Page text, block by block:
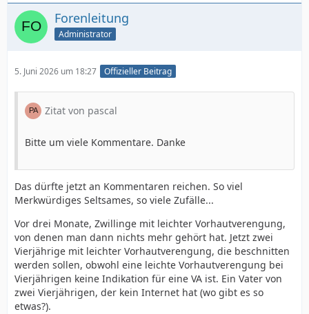
Forenleitung
Administrator
5. Juni 2026 um 18:27 Offizieller Beitrag
Zitat von pascal
Bitte um viele Kommentare. Danke
Das dürfte jetzt an Kommentaren reichen. So viel
Merkwürdiges Seltsames, so viele Zufälle...
Vor drei Monate, Zwillinge mit leichter Vorhautverengung,
von denen man dann nichts mehr gehört hat. Jetzt zwei
Vierjährige mit leichter Vorhautverengung, die beschnitten
werden sollen, obwohl eine leichte Vorhautverengung bei
Vierjährigen keine Indikation für eine VA ist. Ein Vater von
zwei Vierjährigen, der kein Internet hat (wo gibt es so
etwas?).